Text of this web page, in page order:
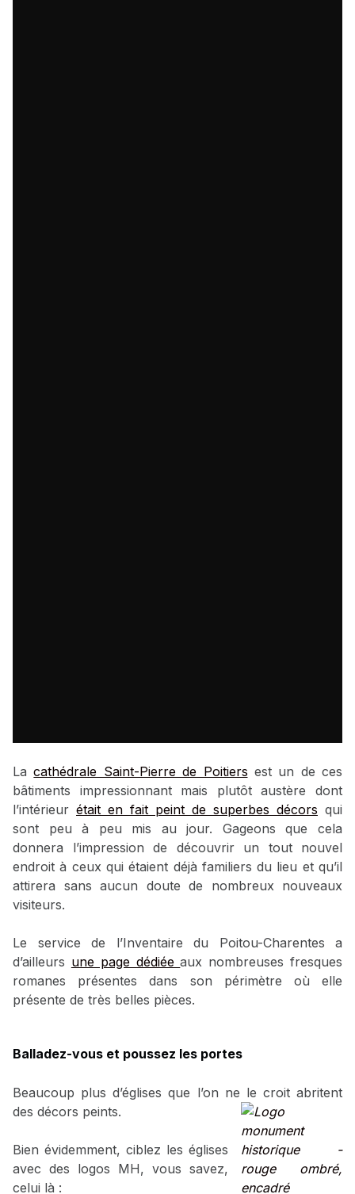
Lacathédrale Saint-Pierre de Poitiers est un de ces
bâtiments impressionnant mais plutôt austère dont
l’intérieur était en fait peint de superbes décors qui
sont peu à peu mis au jour. Gageons que cela
donnera l’impression de découvrir un tout nouvel
endroit à ceux qui étaient déjà familiers du lieu et qu’il
attirera sans aucun doute de nombreux nouveaux
visiteurs.
Le service de l’Inventaire du Poitou-Charentes a
d’ailleurs une page dédiéeaux nombreuses fresques
romanes présentes dans son périmètre où elle
présente de très belles pièces.
Balladez-vous et poussez les portes
Beaucoup plus d’églises que l’on ne le croit abritent
des décors peints.
Bien évidemment, ciblez les églises
avec des logos MH, vous savez,
celui là :